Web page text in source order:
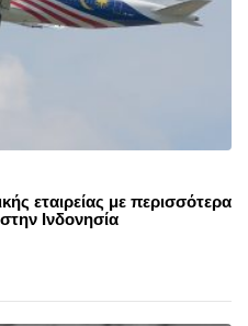
εταιρείας με περισσότερα
Ινδονησία